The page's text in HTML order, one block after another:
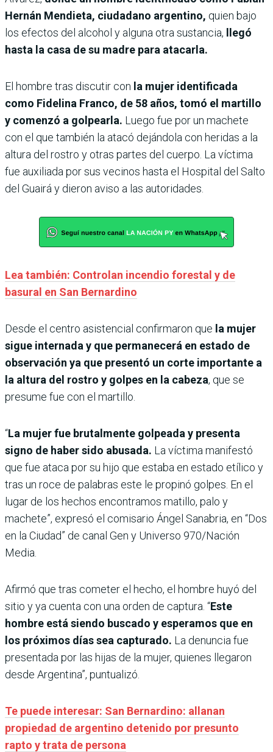
Hernán Mendieta, ciudadano argentino, quien bajo
los efectos del alcohol y alguna otra sustancia, llegó
hasta la casa de su madre para atacarla.
El hombre tras discutir con la mujer identificada
como Fidelina Franco, de 58 años, tomó el martillo
y comenzó a golpearla. Luego fue por un machete
con el que también la atacó dejándola con heridas a la
altura del rostro y otras partes del cuerpo. La víctima
fue auxiliada por sus vecinos hasta el Hospital del Salto
del Guairá y dieron aviso a las autoridades.
Lea también: Controlan incendio forestal y de
basural en San Bernardino
Desde el centro asistencial confirmaron que la mujer
sigue internada y que permanecerá en estado de
observación ya que presentó un corte importante a
la altura del rostro y golpes en la cabeza, que se
presume fue con el martillo.
“La mujer fue brutalmente golpeada y presenta
signo de haber sido abusada. La víctima manifestó
que fue ataca por su hijo que estaba en estado etílico y
tras un roce de palabras este le propinó golpes. En el
lugar de los hechos encontramos matillo, palo y
machete”, expresó el comisario Ángel Sanabria, en “Dos
en la Ciudad” de canal Gen y Universo 970/Nación
Media.
Afirmó que tras cometer el hecho, el hombre huyó del
sitio y ya cuenta con una orden de captura. “Este
hombre está siendo buscado y esperamos que en
los próximos días sea capturado. La denuncia fue
presentada por las hijas de la mujer, quienes llegaron
desde Argentina”, puntualizó.
Te puede interesar: San Bernardino: allanan
propiedad de argentino detenido por presunto
rapto y trata de persona